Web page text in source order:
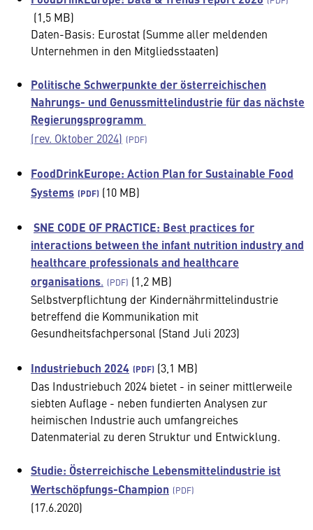
(1,5 MB)
Daten-Basis: Eurostat (Summe aller meldenden
Unternehmen in den Mitgliedsstaaten)
Politische Schwerpunkte der österreichischen
Nahrungs- und Genussmittelindustrie für das nächste
Regierungsprogramm
(rev. Oktober 2024)
FoodDrinkEurope: Action Plan for Sustainable Food
Systems
(10 MB)
SNE CODE OF PRACTICE: Best practices for
interactions between the infant nutrition industry and
healthcare professionals and healthcare
organisations.
(1,2 MB)
Selbstverpflichtung der Kindernährmittelindustrie
betreffend die Kommunikation mit
Gesundheitsfachpersonal (Stand Juli 2023)
Industriebuch 2024
(3,1 MB)
Das Industriebuch 2024 bietet - in seiner mittlerweile
siebten Auflage - neben fundierten Analysen zur
heimischen Industrie auch umfangreiches
Datenmaterial zu deren Struktur und Entwicklung.
Studie: Österreichische Lebensmittelindustrie ist
Wertschöpfungs-Champion
(17.6.2020)